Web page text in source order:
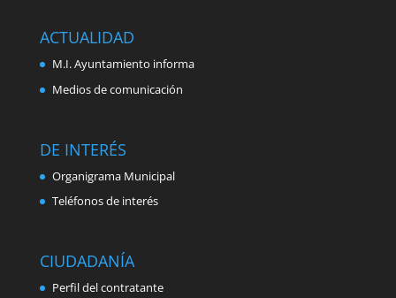
ACTUALIDAD
M.I. Ayuntamiento informa
Medios de comunicación
DE INTERÉS
Organigrama Municipal
Teléfonos de interés
CIUDADANÍA
Perfil del contratante